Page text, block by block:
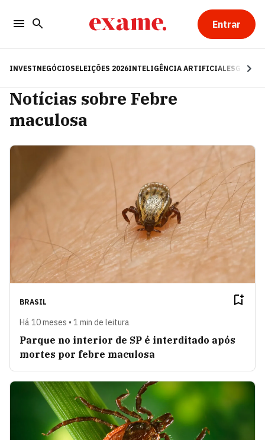
Entrar
INVESTNEGÓCIOSELEIÇÕES 2026INTELIGÊNCIA ARTIFICIALESG
Notícias sobre Febre
maculosa
BRASIL
Há 10 meses • 1 min de leitura
Parque no interior de SP é interditado após
mortes por febre maculosa